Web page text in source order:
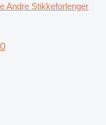
Andre Stikkeforlenger